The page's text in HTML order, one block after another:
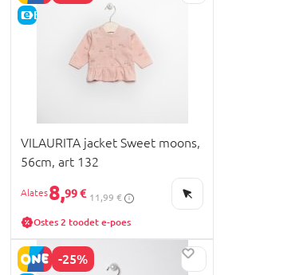
E-HIND
VILAURITA jacket Sweet moons,
56cm, art 132
8,99 € 11,99 €
Ostes 2 toodet e-poes
-25%